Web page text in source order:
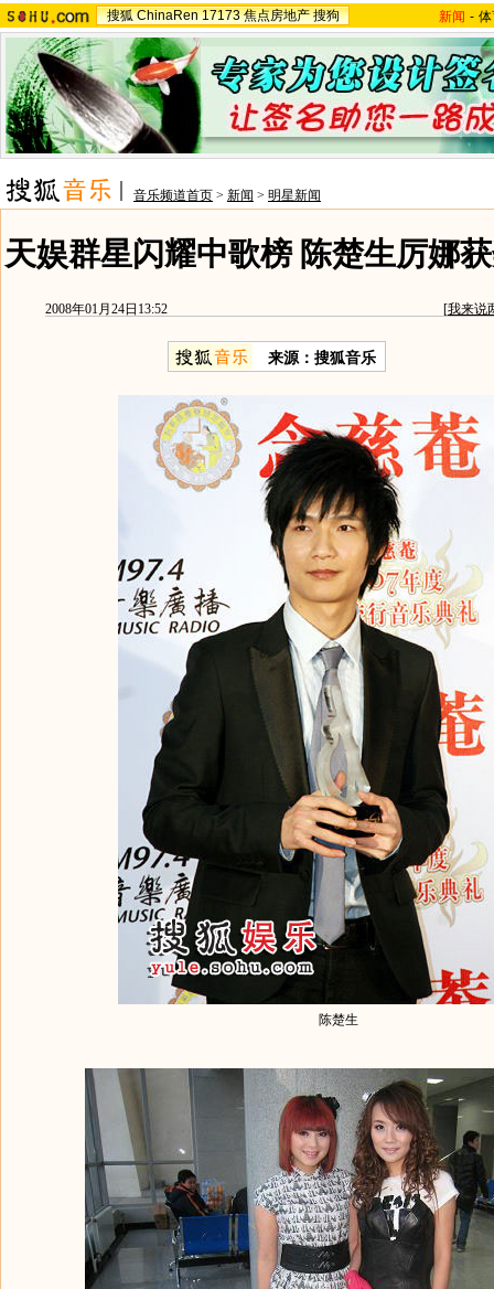
搜狐 ChinaRen 17173 焦点房地产 搜狗 新闻 -
音乐频道首页 > 新闻 > 明星新闻
天娱群星闪耀中歌榜 陈楚生厉娜
2008年01月24日13:52 [我来说
来源：搜狐音乐
陈楚生